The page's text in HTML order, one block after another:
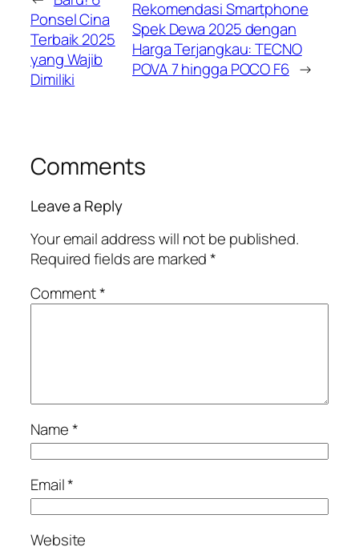
Ponsel Cina
Terbaik 2025
yang Wajib
Dimiliki
Rekomendasi Smartphone
Spek Dewa 2025 dengan
Harga Terjangkau: TECNO
POVA 7 hingga POCO F6 →
Comments
Leave a Reply
Your email address will not be published.
Required fields are marked*
Comment*
Name*
Email*
Website